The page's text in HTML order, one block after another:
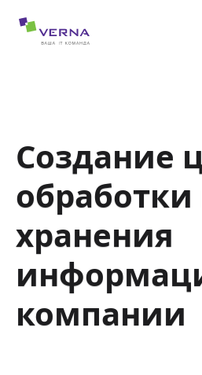
Создание
обработки
хранения
компании